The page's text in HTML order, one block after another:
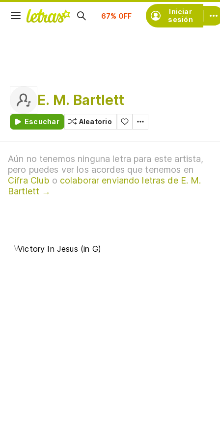
Iniciar
sesión
Suscríbete
E. M. Bartlett
Escuchar Aleatorio
Aún no tenemos ninguna letra para este artista,
pero puedes ver los acordes que tenemos en
Cifra Club o colaborar enviando letras de E. M.
Bartlett →
VVictory In Jesus (in G)